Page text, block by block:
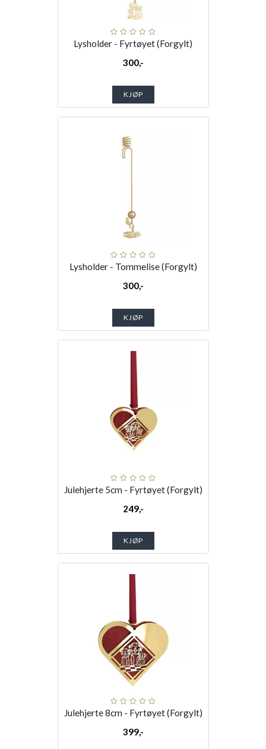
Lysholder - Fyrtøyet (Forgylt)
300,-
KJØP
Lysholder - Tommelise (Forgylt)
300,-
KJØP
Julehjerte 5cm - Fyrtøyet (Forgylt)
249,-
KJØP
Julehjerte 8cm - Fyrtøyet (Forgylt)
399,-